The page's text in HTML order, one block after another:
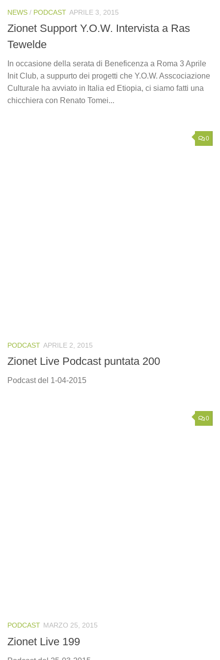
NEWS / PODCAST APRILE 3, 2015
Zionet Support Y.O.W. Intervista a Ras
Tewelde
In occasione della serata di Beneficenza a Roma 3 Aprile
Init Club, a suppurto dei progetti che Y.O.W. Asscociazione
Culturale ha avviato in Italia ed Etiopia, ci siamo fatti una
chicchiera con Renato Tomei...
0
PODCAST APRILE 2, 2015
Zionet Live Podcast puntata 200
Podcast del 1-04-2015
0
PODCAST MARZO 25, 2015
Zionet Live 199